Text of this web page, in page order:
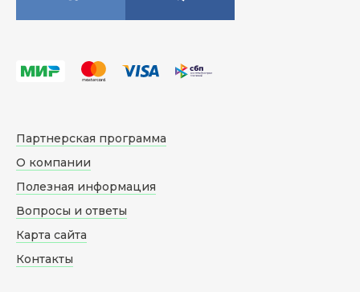
Партнерская программа
О компании
Полезная информация
Вопросы и ответы
Карта сайта
Контакты